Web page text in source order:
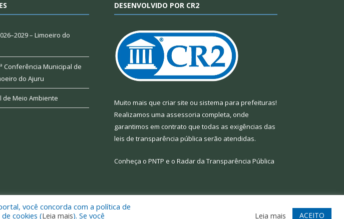
– Limoeiro do
Conferência Municipal de
do Ajuru
de Meio Ambiente
DESENVOLVIDO POR CR2
Muito mais que criar site ou sistema para prefeituras!
Realizamos uma assessoria completa, onde
garantimos em contrato que todas as exigências das
leis de transparência pública serão atendidas.
Conheça o PNTP e o Radar da Transparência Pública
Mapa do Site Acessar Webmail
você concorda com a política de
cookies (Leia mais). Se você Leia mais ACEITO